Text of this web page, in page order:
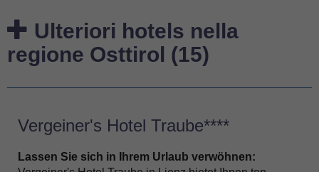
Ulteriori hotels nella
regione Osttirol (15)
Vergeiner's Hotel Traube****
Lassen Sie sich in Ihrem Urlaub verwöhnen: